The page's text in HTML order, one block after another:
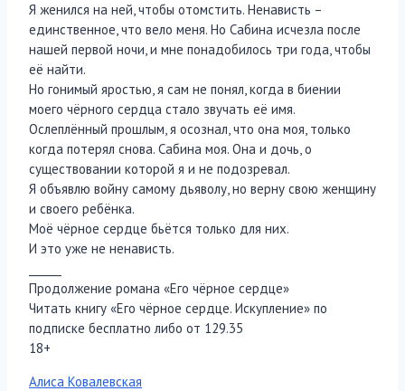
Я женился на ней, чтобы отомстить. Ненависть –
единственное, что вело меня. Но Сабина исчезла после
нашей первой ночи, и мне понадобилось три года, чтобы
её найти.
Но гонимый яростью, я сам не понял, когда в биении
моего чёрного сердца стало звучать её имя.
Ослеплённый прошлым, я осознал, что она моя, только
когда потерял снова. Сабина моя. Она и дочь, о
существовании которой я и не подозревал.
Я объявлю войну самому дьяволу, но верну свою женщину
и своего ребёнка.
Моё чёрное сердце бьётся только для них.
И это уже не ненависть.
Продолжение романа «Его чёрное сердце»
Читать книгу «Его чёрное сердце. Искупление» по
подписке бесплатно либо от 129.35
18+
Метки
Алиса Ковалевская